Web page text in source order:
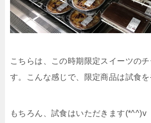
こちらは、この時期限定スイーツの
す。こんな感じで、限定商品は試食を
もちろん、試食はいただきます(*^^)v